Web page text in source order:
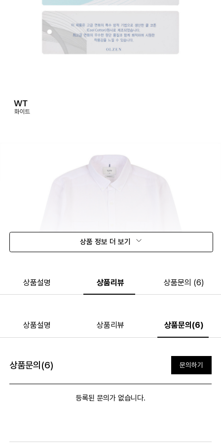
상품 정보 더 보기
상품설명 상품리뷰 상품문의 (6)
상품설명 상품리뷰 상품문의(6)
상품문의(6) 문의하기
등록된 문의가 없습니다.